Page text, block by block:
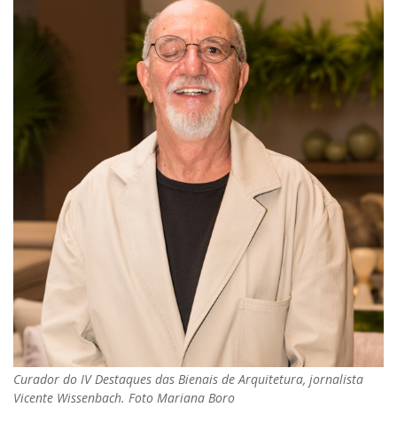
Curador do IV Destaques das Bienais de Arquitetura, jornalista
Vicente Wissenbach. Foto Mariana Boro